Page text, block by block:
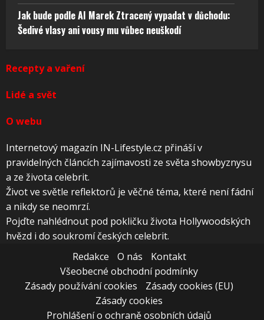
Jak bude podle AI Marek Ztracený vypadat v důchodu:
Šedivé vlasy ani vousy mu vůbec neuškodí
Recepty a vaření
Lidé a svět
O webu
Internetový magazín IN-Lifestyle.cz přináší v
pravidelných článcích zajímavosti ze světa showbyznysu
a ze života celebrit.
Život ve světle reflektorů je věčné téma, které není fádní
a nikdy se neomrzí.
Pojďte nahlédnout pod pokličku života Hollywoodských
hvězd i do soukromí českých celebrit.
Redakce
O nás
Kontakt
Všeobecné obchodní podmínky
Zásady používání cookies
Zásady cookies (EU)
Zásady cookies
Prohlášení o ochraně osobních údajů